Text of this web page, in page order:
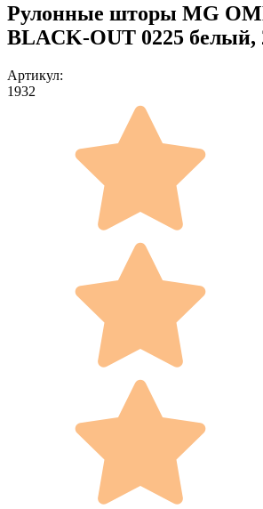
Рулонные шторы MG
BLACK-OUT 0225 белый,
Артикул:
1932